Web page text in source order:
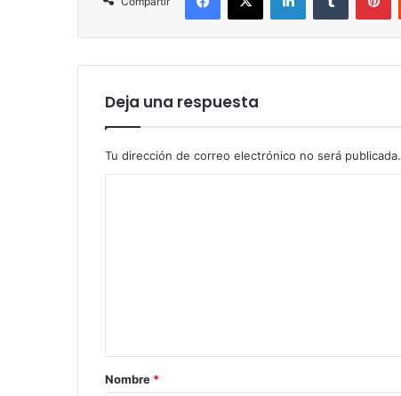
Deja una respuesta
Tu dirección de correo electrónico no será publicada.
rNombre *